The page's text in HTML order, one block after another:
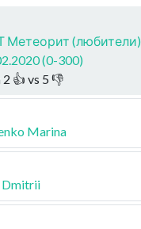
Метеорит (любители)
(0-300)
2 👍 vs 5 👎
Marina
Dmitrii